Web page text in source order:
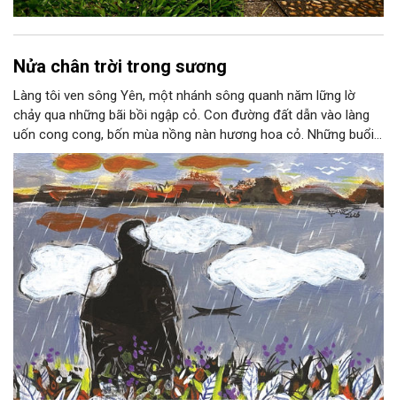
Nửa chân trời trong sương
Làng tôi ven sông Yên, một nhánh sông quanh năm lững lờ
chảy qua những bãi bồi ngập cỏ. Con đường đất dẫn vào làng
uốn cong cong, bốn mùa nồng nàn hương hoa cỏ. Những buổi
hoàng hôn, khi nắng đã dịu xuống phía cuối sông, đám hoa tím
lại thẫm màu như có ai vừa rắc lên một lớp khói.